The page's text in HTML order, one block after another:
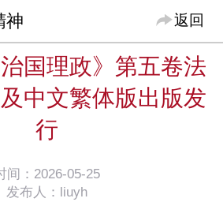
神 返回
治国理政》第五卷法
中文繁体版出版发
行
间：2026-05-25
发布人：liuyh